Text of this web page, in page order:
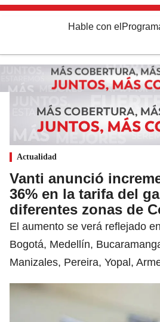
Hable con el
Actualidad
Vanti anunció
36% en la tarifa del
diferentes zonas de
El aumento se verá reflejado
Bogotá, Medellín,
Manizales, Pereira, Yopal,